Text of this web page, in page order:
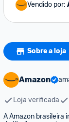
Vendido por:
Sobre a loja
Amazon
Loja verificada
A Amazon brasileira